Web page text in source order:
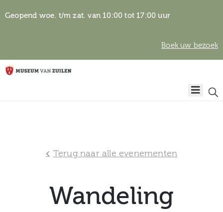
Geopend woe. t/m zat. van 10:00 tot 17:00 uur
Boek uw bezoek
Home
Terug naar alle evenementen
Wandeling
Algemene